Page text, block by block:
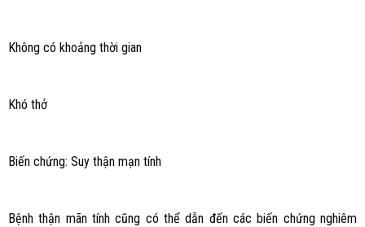
Không có khoảng thời gian
Khó thở
Biến chứng: Suy thận mạn tính
Bệnh thận mãn tính cũng có thể dẫn đến các biến chứng nghiêm